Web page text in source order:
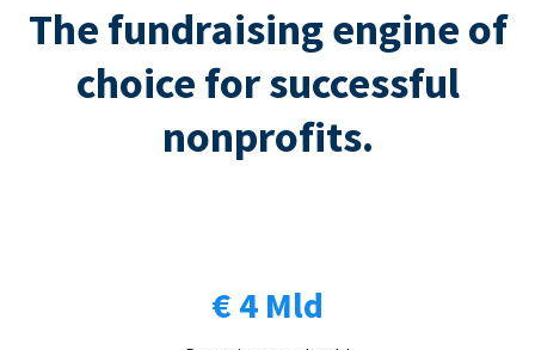
The fundraising engine of
choice for successful
nonprofits.
€ 4 Mld